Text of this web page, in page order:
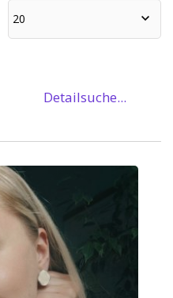
20
Detailsuche...